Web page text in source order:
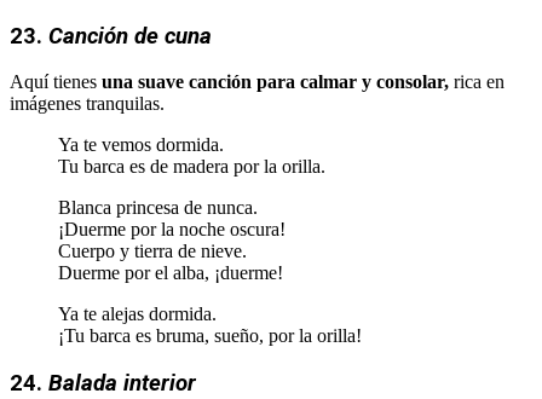
23. Canción de cuna
Aquí tienes una suave canción para calmar y consolar, rica en
imágenes tranquilas.
Ya te vemos dormida.
Tu barca es de madera por la orilla.
Blanca princesa de nunca.
¡Duerme por la noche oscura!
Cuerpo y tierra de nieve.
Duerme por el alba, ¡duerme!
Ya te alejas dormida.
¡Tu barca es bruma, sueño, por la orilla!
24. Balada interior